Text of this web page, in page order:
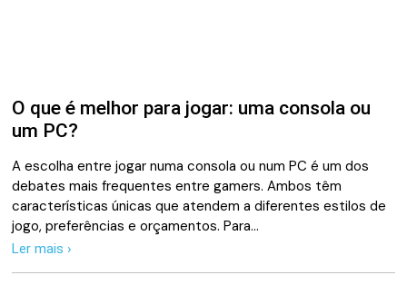
O que é melhor para jogar: uma consola ou
um PC?
A escolha entre jogar numa consola ou num PC é um dos
debates mais frequentes entre gamers. Ambos têm
características únicas que atendem a diferentes estilos de
jogo, preferências e orçamentos. Para…
Ler mais ›